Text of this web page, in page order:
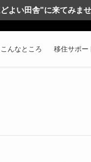
よい田舎"に来てみま
んなところ 移住サポー